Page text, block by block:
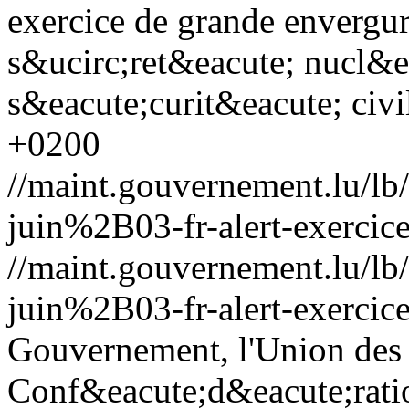
exercice de grande
s&ucirc;ret&eacute;
s&eacute;curit&eacute;
+0200
//maint.gouvernement.lu/
juin%2B03-fr-alert-
//maint.gouvernement.lu/
juin%2B03-fr-alert-
Gouvernement, l'Union